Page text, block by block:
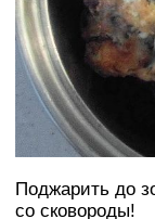
Поджарить до
со сковороды!